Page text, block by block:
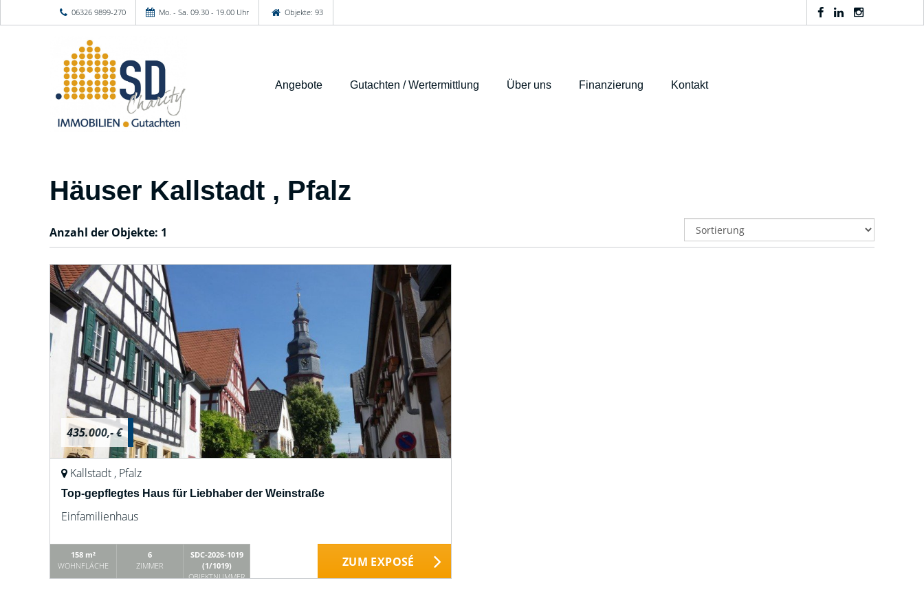
06326 9899-270 Mo. - Sa. 09.30 - 19.00 Uhr Objekte: 93
Angebote Gutachten / Wertermittlung Über uns Finanzierung Kontakt
Häuser Kallstadt , Pfalz
Anzahl der Objekte: 1
435.000,- €
Kallstadt , Pfalz
Top-gepflegtes Haus für Liebhaber der Weinstraße
Einfamilienhaus
158 m²
WOHNFLÄCHE
6
ZIMMER
SDC-2026-1019
(1/1019)
OBJEKTNUMMER
ZUM EXPOSÉ